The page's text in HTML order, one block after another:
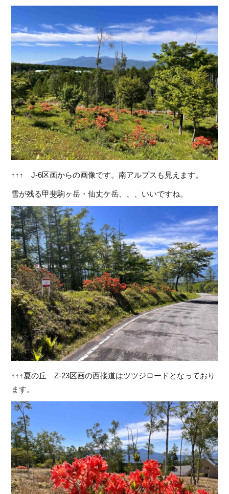
↑↑↑ J-6区画からの画像です。南アルプスも見えます。
雪が残る甲斐駒ヶ岳・仙丈ケ岳、、、いいですね。
↑↑↑夏の丘 Z-23区画の西接道はツツジロードとなっており
ます。